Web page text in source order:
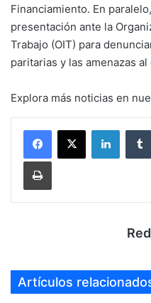
Financiamiento. En
presentación ante la
Trabajo (OIT) para
paritarias y las amenazas
Explora más noticias en
Imprimir
Artículos